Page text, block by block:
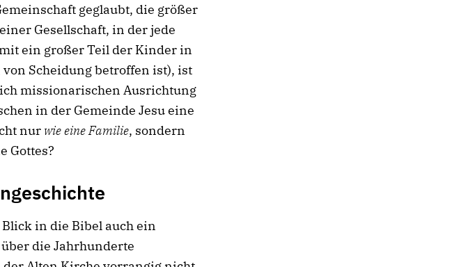
geglaubt, die größer
Gesellschaft, in der jede
ein großer Teil der Kinder in
Scheidung betroffen ist), ist
missionarischen Ausrichtung
in der Gemeinde Jesu eine
nur wie eine Familie, sondern
Gottes?
in die Bibel auch ein
die Jahrhunderte